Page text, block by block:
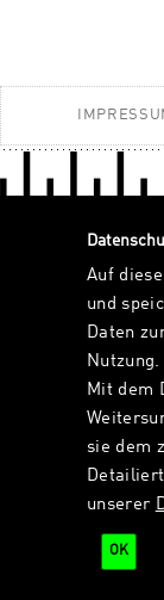
Auf
und
Daten
Nutzung.
Mit dem
sie dem
unserer
OK